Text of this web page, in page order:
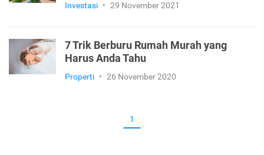
Investasi • 29 November 2021
7 Trik Berburu Rumah Murah yang
Harus Anda Tahu
Properti • 26 November 2020
1